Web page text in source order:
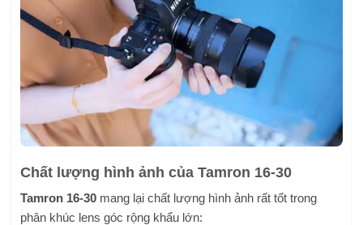
Chất lượng hình ảnh của Tamron 16-30
Tamron 16-30 mang lại chất lượng hình ảnh rất tốt trong
phân khúc lens góc rộng khẩu lớn: